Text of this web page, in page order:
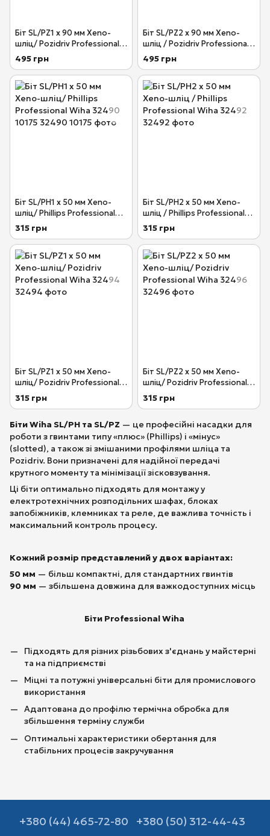
Біт SL/PZ1 х 90 мм Xeno-
шліц/ Pozidriv Professional
Wiha 32688
495 грн
Біт SL/PZ2 х 90 мм Xeno-
шліц / Pozidriv Professional
Wiha 32689
495 грн
Біт SL/PH1 х 50 мм Xeno-
шліц/ Phillips Professional
Wiha 32490 10175
315 грн
Біт SL/PH2 х 50 мм Xeno-
шліц / Phillips Professional
Wiha 32492
315 грн
Біт SL/PZ1 х 50 мм Xeno-
шліц/ Pozidriv Professional
Wiha 32494
315 грн
Біт SL/PZ2 х 50 мм Xeno-
шліц/ Pozidriv Professional
Wiha 32496
315 грн
Біти Wiha SL/PH та SL/PZ — це професійні насадки для
роботи з гвинтами типу «плюс» (Phillips) і «мінус»
(slotted), а також зі змішаними профілями шліца та
Pozidriv. Вони призначені для надійної передачі
крутного моменту та мінімізації зісковзування.
Ці біти оптимально підходять для монтажу у
електротехнічних розподільних шафах, блоках
запобіжників, клемниках та реле, де важлива точність і
максимальний контроль процесу.
Кожний розмір представлений у двох варіантах:
50 мм — більш компактні, для стандартних гвинтів
90 мм — збільшена довжина для важкодоступних місць
Біти Professional Wiha
Підходять для різних різьбових з'єднань у майстерні
та на підприємстві
Міцні та потужні універсальні біти для промислового
використання
Адаптована до профілю термічна обробка для
збільшення терміну служби
Оптимальні характеристики обертання для
стабільних процесів закручування
+380 (44) 465-72-80
+380 (50) 312-44-43